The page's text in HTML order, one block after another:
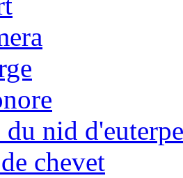
du nid d'euterpe
chevet